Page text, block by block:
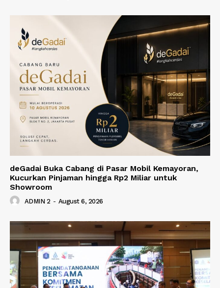
deGadai Buka Cabang di Pasar Mobil Kemayoran,
Kucurkan Pinjaman hingga Rp2 Miliar untuk
Showroom
ADMIN 2 - August 6, 2026